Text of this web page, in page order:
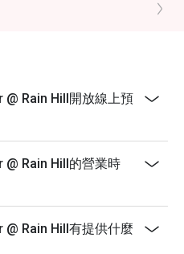
for each reservation, but
to beverages any other in
only apply to
shown in menu include 7%
Service Charge.
reservation to guarantee
you arrive after 30
only. No discount on take-
Rain Hill開放線上預
Rain Hill的營業時
Rain Hill有提供什麼